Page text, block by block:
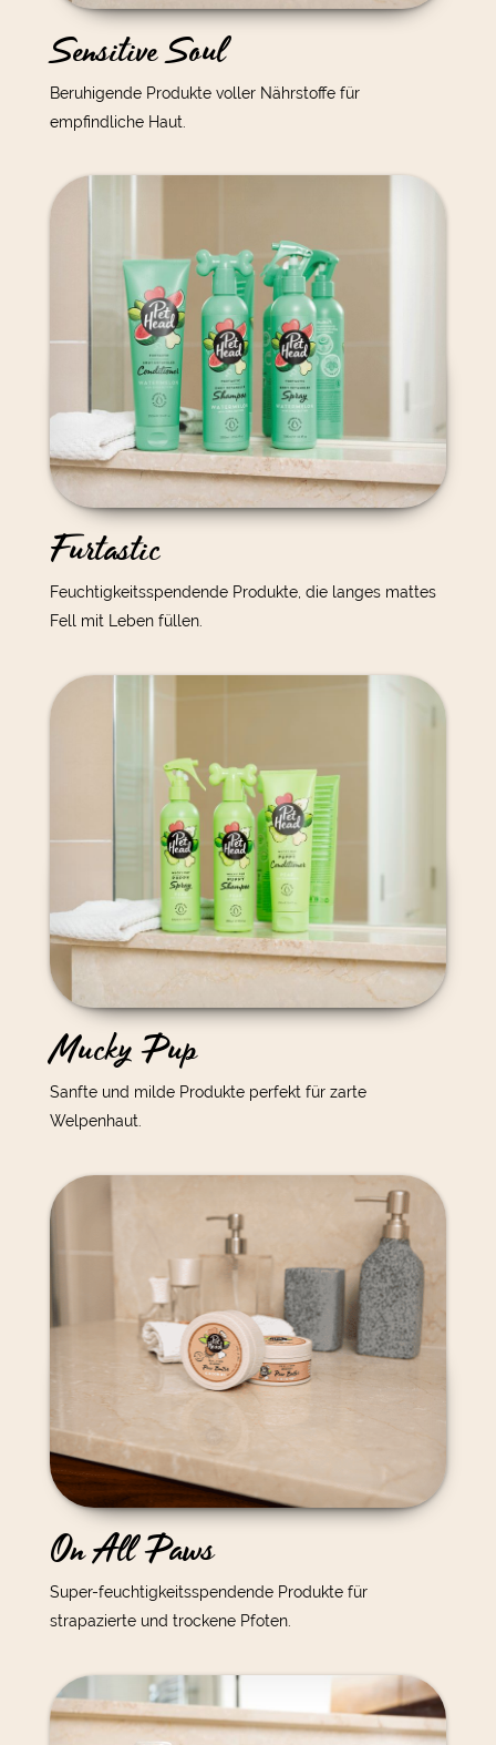
Sensitive Soul
Beruhigende Produkte voller Nährstoffe für
empfindliche Haut.
Furtastic
Feuchtigkeitsspendende Produkte, die langes mattes
Fell mit Leben füllen.
Mucky Pup
Sanfte und milde Produkte perfekt für zarte
Welpenhaut.
On All Paws
Super-feuchtigkeitsspendende Produkte für
strapazierte und trockene Pfoten.